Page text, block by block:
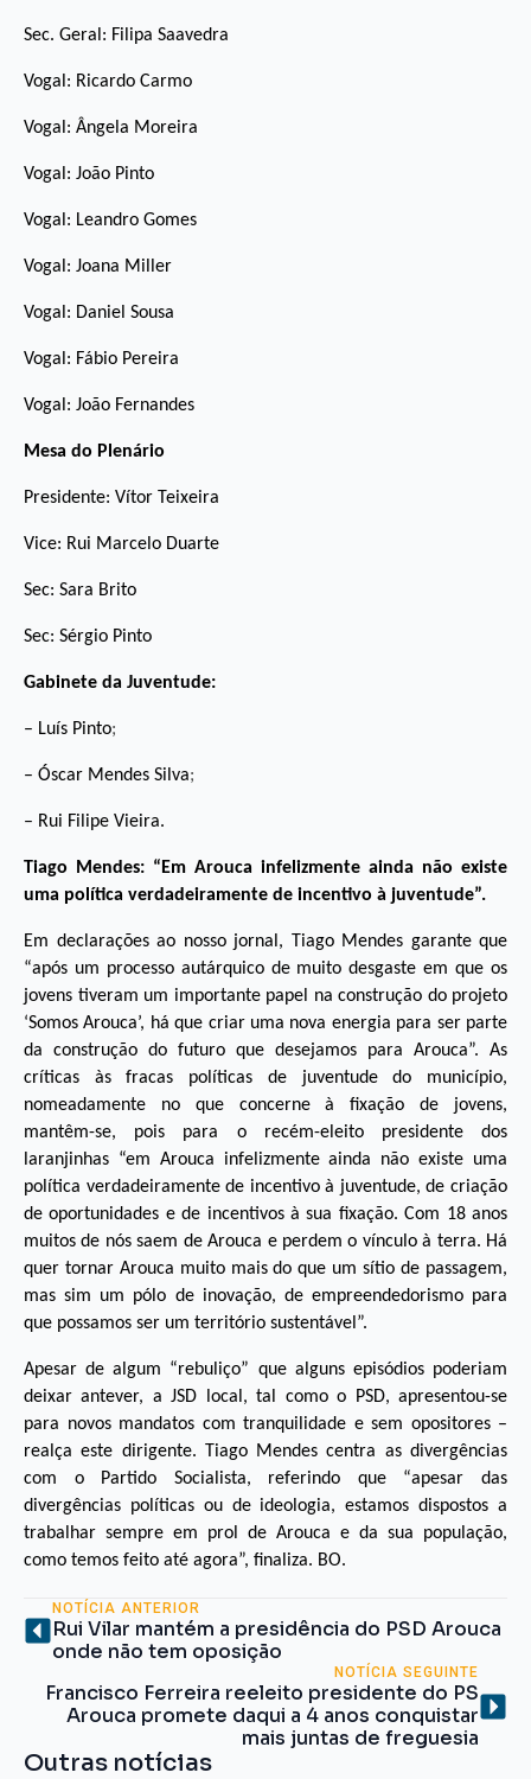
Sec. Geral: Filipa Saavedra
Vogal: Ricardo Carmo
Vogal: Ângela Moreira
Vogal: João Pinto
Vogal: Leandro Gomes
Vogal: Joana Miller
Vogal: Daniel Sousa
Vogal: Fábio Pereira
Vogal: João Fernandes
Mesa do Plenário
Presidente: Vítor Teixeira
Vice: Rui Marcelo Duarte
Sec: Sara Brito
Sec: Sérgio Pinto
Gabinete da Juventude:
– Luís Pinto;
– Óscar Mendes Silva;
– Rui Filipe Vieira.
Tiago Mendes: “Em Arouca infelizmente ainda não existe
uma política verdadeiramente de incentivo à juventude”.
Em declarações ao nosso jornal, Tiago Mendes garante que
“após um processo autárquico de muito desgaste em que os
jovens tiveram um importante papel na construção do projeto
‘Somos Arouca’, há que criar uma nova energia para ser parte
da construção do futuro que desejamos para Arouca”. As
críticas às fracas políticas de juventude do município,
nomeadamente no que concerne à fixação de jovens,
mantêm-se, pois para o recém-eleito presidente dos
laranjinhas “em Arouca infelizmente ainda não existe uma
política verdadeiramente de incentivo à juventude, de criação
de oportunidades e de incentivos à sua fixação. Com 18 anos
muitos de nós saem de Arouca e perdem o vínculo à terra. Há
quer tornar Arouca muito mais do que um sítio de passagem,
mas sim um pólo de inovação, de empreendedorismo para
que possamos ser um território sustentável”.
Apesar de algum “rebuliço” que alguns episódios poderiam
deixar antever, a JSD local, tal como o PSD, apresentou-se
para novos mandatos com tranquilidade e sem opositores –
realça este dirigente. Tiago Mendes centra as divergências
com o Partido Socialista, referindo que “apesar das
divergências políticas ou de ideologia, estamos dispostos a
trabalhar sempre em prol de Arouca e da sua população,
como temos feito até agora”, finaliza. BO.
NOTÍCIA ANTERIOR
Rui Vilar mantém a presidência do PSD Arouca
onde não tem oposição
NOTÍCIA SEGUINTE
Francisco Ferreira reeleito presidente do PS
Arouca promete daqui a 4 anos conquistar
mais juntas de freguesia
Outras notícias